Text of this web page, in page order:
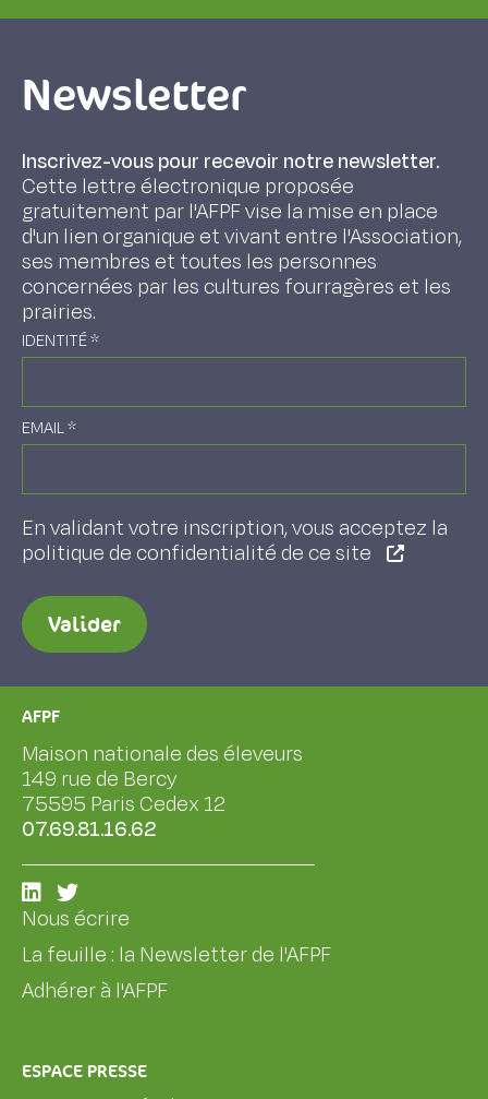
Newsletter
Inscrivez-vous pour recevoir notre newsletter.
Cette lettre électronique proposée
gratuitement par l'AFPF vise la mise en place
d'un lien organique et vivant entre l'Association,
ses membres et toutes les personnes
concernées par les cultures fourragères et les
prairies.
IDENTITÉ*
EMAIL*
En validant votre inscription, vous acceptez la
politique de confidentialité de ce site
Valider
AFPF
Maison nationale des éleveurs
149 rue de Bercy
75595 Paris Cedex 12
07.69.81.16.62
Nous écrire
La feuille : la Newsletter de l'AFPF
Adhérer à l'AFPF
ESPACE PRESSE